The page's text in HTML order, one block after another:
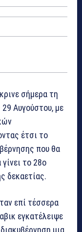
σήμερα τη
Αυγούστου, με
έτσι το
που θα
το 28ο
δεκαετίας.
επί τέσσερα
εγκατέλειψε
μια